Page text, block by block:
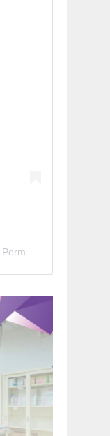
Sebuah kiriman dibagikan oleh Rumah Sakit Permata Cirebon (@rspermatacirebon)